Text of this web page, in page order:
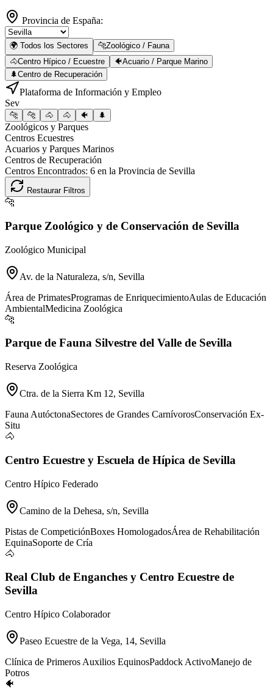
Provincia de España:
🌍 Todos los Sectores 🐆Zoológico / Fauna
🐴Centro Hípico / Ecuestre 🐠Acuario / Parque Marino
🌲Centro de Recuperación
Plataforma de Información y Empleo
Sev
🐆 🐆 🐴 🐴 🐠 🌲
Zoológicos y Parques
Centros Ecuestres
Acuarios y Parques Marinos
Centros de Recuperación
Centros Encontrados: 6 en la Provincia de Sevilla
Restaurar Filtros
🐆
Parque Zoológico y de Conservación de Sevilla
Zoológico Municipal
Av. de la Naturaleza, s/n, Sevilla
Área de PrimatesProgramas de EnriquecimientoAulas de Educación
AmbientalMedicina Zoológica
🐆
Parque de Fauna Silvestre del Valle de Sevilla
Reserva Zoológica
Ctra. de la Sierra Km 12, Sevilla
Fauna AutóctonaSectores de Grandes CarnívorosConservación Ex-
Situ
🐴
Centro Ecuestre y Escuela de Hípica de Sevilla
Centro Hípico Federado
Camino de la Dehesa, s/n, Sevilla
Pistas de CompeticiónBoxes HomologadosÁrea de Rehabilitación
EquinaSoporte de Cría
🐴
Real Club de Enganches y Centro Ecuestre de
Sevilla
Centro Hípico Colaborador
Paseo Ecuestre de la Vega, 14, Sevilla
Clínica de Primeros Auxilios EquinosPaddock ActivoManejo de
Potros
🐠